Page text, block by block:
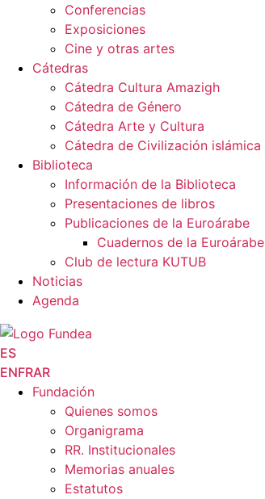
Conferencias
Exposiciones
Cine y otras artes
Cátedras
Cátedra Cultura Amazigh
Cátedra de Género
Cátedra Arte y Cultura
Cátedra de Civilización islámica
Biblioteca
Información de la Biblioteca
Presentaciones de libros
Publicaciones de la Euroárabe
Cuadernos de la Euroárabe
Club de lectura KUTUB
Noticias
Agenda
ES
ENFRAR
Fundación
Quienes somos
Organigrama
RR. Institucionales
Memorias anuales
Estatutos